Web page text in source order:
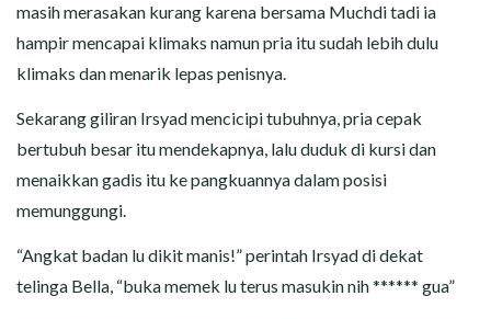
masih merasakan kurang karena bersama Muchdi tadi ia
hampir mencapai klimaks namun pria itu sudah lebih dulu
klimaks dan menarik lepas penisnya.
Sekarang giliran Irsyad mencicipi tubuhnya, pria cepak
bertubuh besar itu mendekapnya, lalu duduk di kursi dan
menaikkan gadis itu ke pangkuannya dalam posisi
memunggungi.
“Angkat badan lu dikit manis!” perintah Irsyad di dekat
telinga Bella, “buka memek lu terus masukin nih ****** gua”